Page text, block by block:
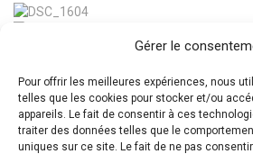
Gérer le
Pour offrir les meilleures expériences, nous
telles que les cookies pour stocker et/ou
appareils. Le fait de consentir à ces
traiter des données telles que le
uniques sur ce site. Le fait de ne pas
← Prev Post